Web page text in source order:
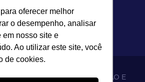
oferecer melhor
o desempenho, analisar
em nosso site e
Ao utilizar este site, você
de cookies.
- MB 5 COMÉRCIO IMPORTAÇÃO E